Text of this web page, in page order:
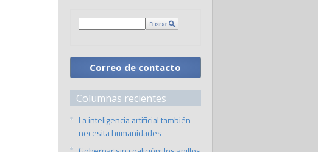
Correo de contacto
Columnas recientes
La inteligencia artificial también
necesita humanidades